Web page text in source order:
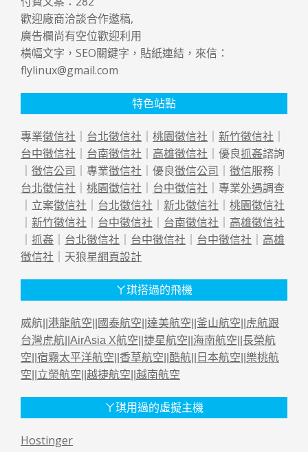
歡迎廠商洽談合作邀稿,
廣告欄尚有空位歡迎利用
橫幅文字，SEO關鍵字，貼紙連結，來信：
flylinux@gmail.com
特色站點
專業徵信社 ｜ 台北徵信社 ｜ 桃園徵信社 ｜ 新竹徵信社 ｜
台中徵信社 ｜ 台南徵信社 ｜ 高雄徵信社 ｜優良抓姦諮詢
｜ 徵信公司 ｜專業徵信社 ｜優良徵信公司 ｜ 徵信服務｜
台北徵信社 ｜ 桃園徵信社 ｜ 台中徵信社 ｜專業外遇調查
｜立案徵信社 ｜ 台北徵信社 ｜ 新北徵信社 ｜ 桃園徵信社
｜ 新竹徵信社 ｜ 台中徵信社 ｜ 台南徵信社 ｜ 高雄徵信社
｜ 抓姦 ｜ 台北徵信社 ｜ 台中徵信社 ｜ 台中徵信社 ｜ 高雄
徵信社 ｜天狼星網頁設計
ㄚ琪搭過的飛機
威航|| 港龍航空 國泰航空 達美航空 釜山航空
虎航跟
台灣虎航 AirAsia X航空 捷星航空 海南航空 長榮航
空 宿霧太平洋航空 香草航空 酷航 日本航空 樂桃航
空 立榮航空 越捷航空 越南航空
ㄚ琪用過的虛擬主機
Hostinger